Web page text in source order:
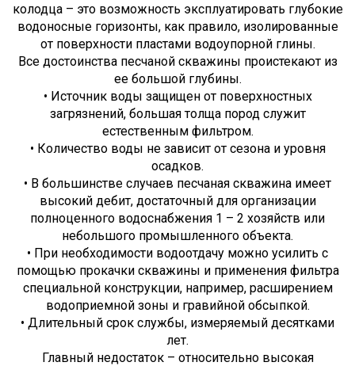
колодца – это возможность эксплуатировать глубокие
водоносные горизонты, как правило, изолированные
от поверхности пластами водоупорной глины.
Все достоинства песчаной скважины проистекают из
ее большой глубины.
• Источник воды защищен от поверхностных
загрязнений, большая толща пород служит
естественным фильтром.
• Количество воды не зависит от сезона и уровня
осадков.
• В большинстве случаев песчаная скважина имеет
высокий дебит, достаточный для организации
полноценного водоснабжения 1 – 2 хозяйств или
небольшого промышленного объекта.
• При необходимости водоотдачу можно усилить с
помощью прокачки скважины и применения фильтра
специальной конструкции, например, расширением
водоприемной зоны и гравийной обсыпкой.
• Длительный срок службы, измеряемый десятками
лет.
Главный недостаток – относительно высокая